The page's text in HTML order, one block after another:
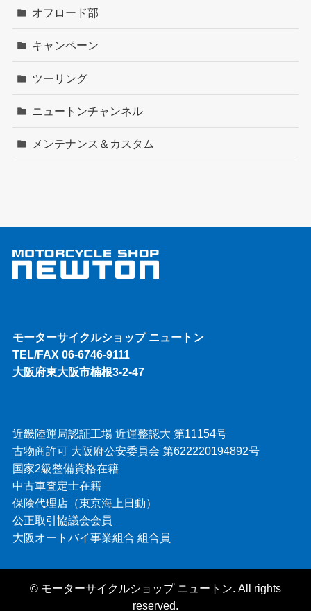
オフロード部
キャンペーン
ツーリング
ニュートンチャンネル
メンテナンス＆カスタム
モーターサイクルショップ ニュートン
TEL/FAX 06-6746-9111
大阪府東大阪市楠根3-2-47
近畿陸運局認証工場 近運整認大 第11154号
古物商許可 大阪府公安委員会 第622220194892号
国家2級整備資格在籍
中古車査定士在籍
保険代理店（東京海上日動）
公正取引協議会会員
大阪オートバイ事業組合 組合員
© モーターサイクルショップ ニュートン. All rights
reserved.